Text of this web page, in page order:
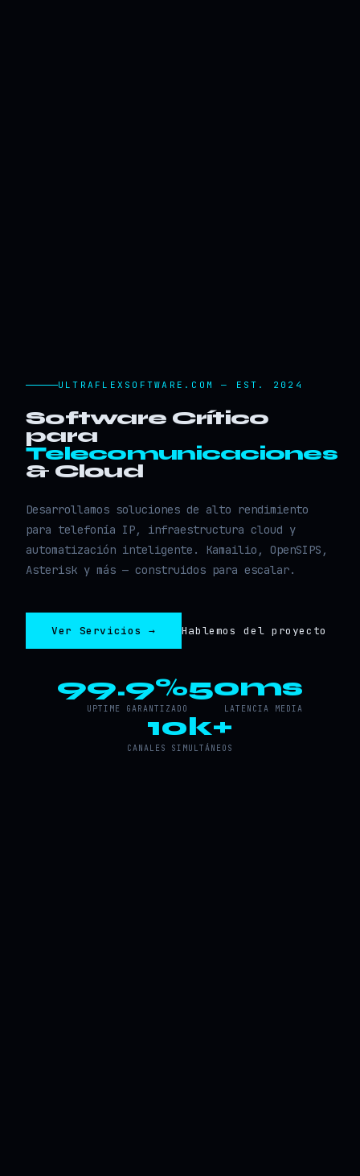
ULTRAFLEXSOFTWARE.COM — EST. 2024
Software Crítico
para
Telecomunicaciones
& Cloud
Desarrollamos soluciones de alto rendimiento
para telefonía IP, infraestructura cloud y
automatización inteligente. Kamailio, OpenSIPS,
Asterisk y más — construidos para escalar.
Ver Servicios → Hablemos del proyecto
99.9%
UPTIME GARANTIZADO
50ms
LATENCIA MEDIA
10k+
CANALES SIMULTÁNEOS